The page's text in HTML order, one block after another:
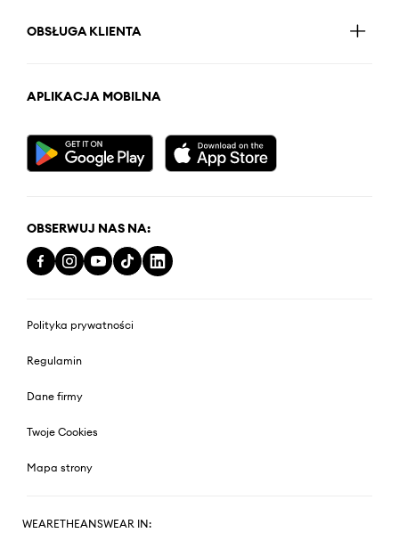
OBSŁUGA KLIENTA
APLIKACJA MOBILNA
OBSERWUJ NAS NA:
Polityka prywatności
Regulamin
Dane firmy
Twoje Cookies
Mapa strony
WEARETHEANSWEAR IN: